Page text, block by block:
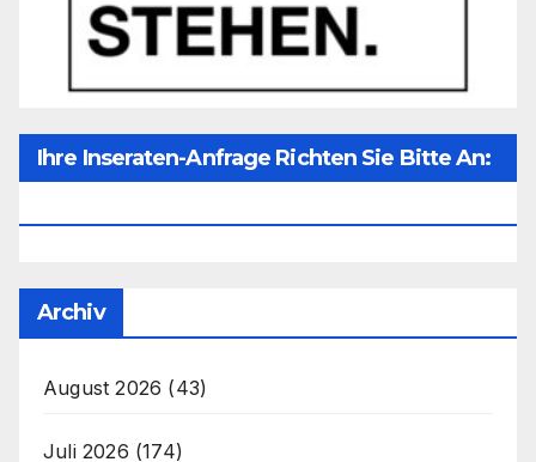
Ihre Inseraten-Anfrage Richten Sie Bitte An:
Archiv
August 2026 (43)
Juli 2026 (174)